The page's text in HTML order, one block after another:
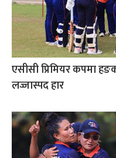
एसीसी प्रिमियर कपमा
लज्जास्पद हार